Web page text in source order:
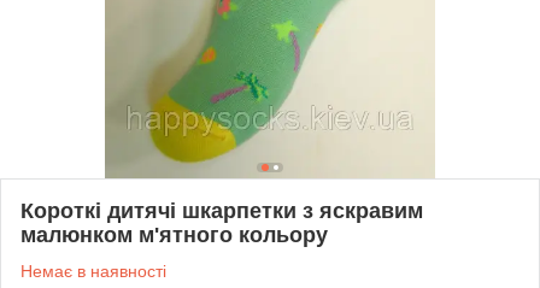
Короткі дитячі шкарпетки з яскравим
малюнком м'ятного кольору
Немає в наявності